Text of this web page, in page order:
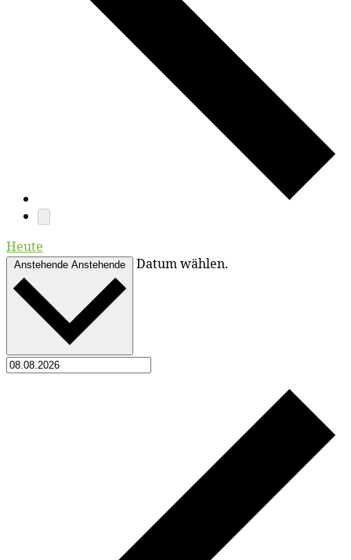
Heute
Anstehende Anstehende Datum wählen.